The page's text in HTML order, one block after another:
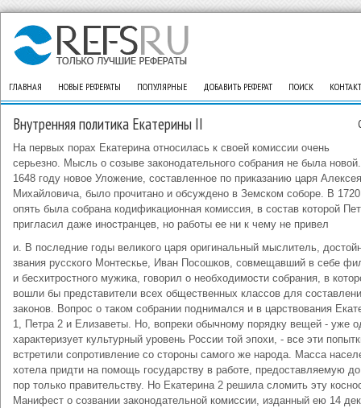
ГЛАВНАЯ НОВЫЕ РЕФЕРАТЫ ПОПУЛЯРНЫЕ ДОБАВИТЬ РЕФЕРАТ ПОИСК
Внутренняя политика Екатерины ІІ
На первых порах Екатерина относилась к своей комиссии очень
серьезно. Мысль о созыве законодательного собрания не была
1648 году новое Уложение, составленное по приказанию царя Алексея
Михайловича, было прочитано и обсуждено в Земском соборе. В 1720
опять была собрана кодификационная комиссия, в состав которой
пригласил даже иностранцев, но работы ее ни к чему не привел
и. В последние годы великого царя оригинальный мыслитель,
звания русского Монтескье, Иван Посошков, совмещавший в себе
и бесхитростного мужика, говорил о необходимости собрания, в
вошли бы представители всех общественных классов для
законов. Вопрос о таком собрании поднимался и в царствования
1, Петра 2 и Елизаветы. Но, вопреки обычному порядку вещей - уже
характеризует культурный уровень России той эпохи, - все эти
встретили сопротивление со стороны самого же народа. Масса
хотела придти на помощь государству в работе, предоставляемую
пор только правительству. Но Екатерина 2 решила сломить эту
Манифест о созвании законодательной комиссии, изданный ею 14